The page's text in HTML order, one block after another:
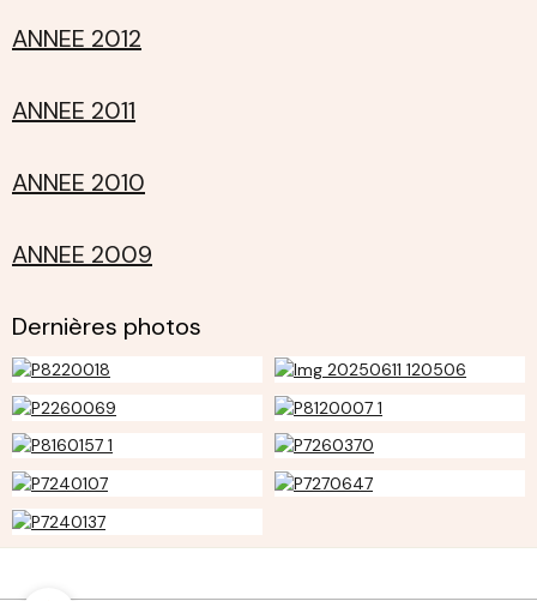
ANNEE 2012
ANNEE 2011
ANNEE 2010
ANNEE 2009
Dernières photos